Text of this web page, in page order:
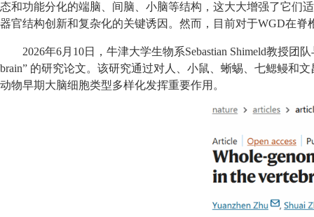
态和功能分化的端脑、间脑、小脑等结构，这大大增强了它们
器官结构创新和复杂化的关键诱因。然而，目前对于WGD在
2026年6月10日，牛津大学生物系Sebastian Shimeld教授团
brain” 的研究论文。该研究通过对人、小鼠、蜥蜴、七鳃鳗和
动物早期大脑细胞类型多样化发挥重要作用。